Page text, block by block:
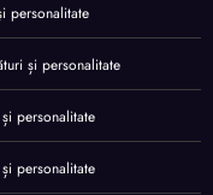
personalitate
și personalitate
personalitate
personalitate